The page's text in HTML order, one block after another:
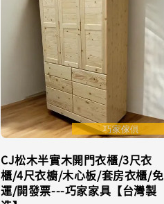
CJ松木半實木開門衣櫃/3尺衣
櫃/4尺衣櫥/木心板/套房衣櫃/免
運/開發票---巧家家具【台灣製